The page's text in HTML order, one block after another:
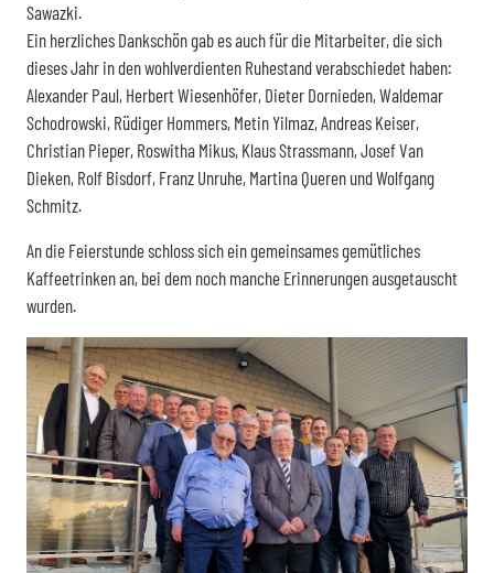
Sawazki.
Ein herzliches Dankschön gab es auch für die Mitarbeiter, die sich
dieses Jahr in den wohlverdienten Ruhestand verabschiedet haben:
Alexander Paul, Herbert Wiesenhöfer, Dieter Dornieden, Waldemar
Schodrowski, Rüdiger Hommers, Metin Yilmaz, Andreas Keiser,
Christian Pieper, Roswitha Mikus, Klaus Strassmann, Josef Van
Dieken, Rolf Bisdorf, Franz Unruhe, Martina Queren und Wolfgang
Schmitz.
An die Feierstunde schloss sich ein gemeinsames gemütliches
Kaffeetrinken an, bei dem noch manche Erinnerungen ausgetauscht
wurden.